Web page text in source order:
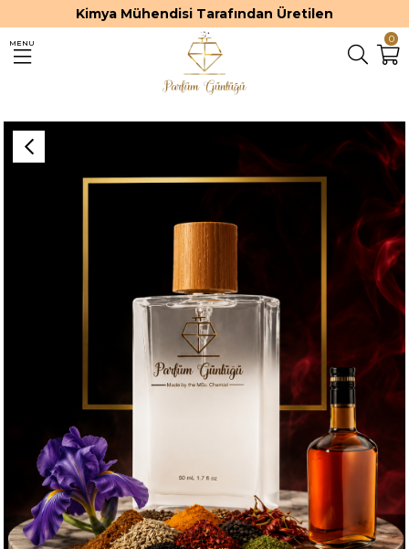
Kimya Mühendisi Tarafından Üretilen
0
MENU